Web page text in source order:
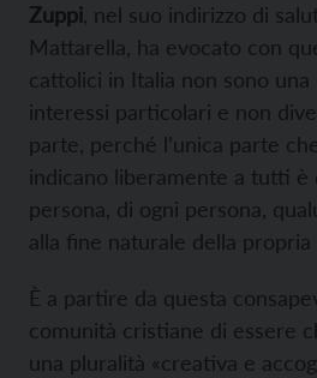
Zuppi , nel suo indirizzo di
Mattarella, ha evocato con
cattolici in Italia non sono
interessi particolari e non
parte, perché l’unica parte
indicano liberamente a tutti è
persona, di ogni persona,
alla fine naturale della propria
È a partire da questa
comunità cristiane di essere
una pluralità «creativa e